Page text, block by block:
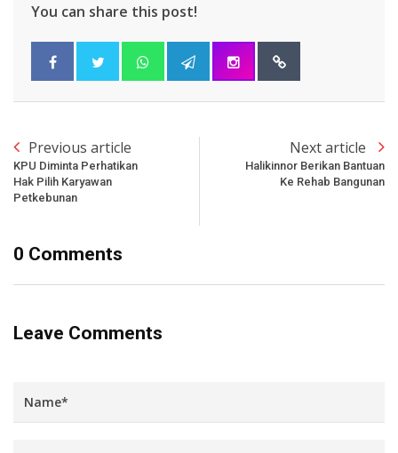
You can share this post!
Previous article
KPU Diminta Perhatikan
Hak Pilih Karyawan
Petkebunan
Next article
Halikinnor Berikan Bantuan
Ke Rehab Bangunan
0 Comments
Leave Comments